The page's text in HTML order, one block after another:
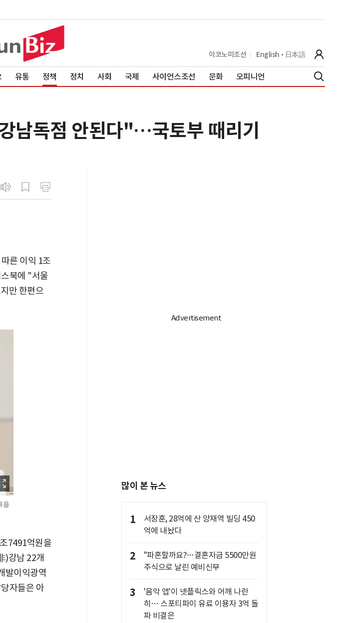
이코노미조선 English 日本語
유통 정책 정치 사회 국제 사이언스조선 문화 오피니언
남독점 안된다"…국토부 때리기
른 이익 1조
북에 "서울
만 한편으
을
7491억원을
)강남 22개
발이익광역
자들은 아
많이 본 뉴스
1
서장훈, 28억에 산 양재역 빌딩 450
억에 내놨다
2
"파혼할까요?…결혼자금 5500만원
주식으로 날린 예비신부
3
'음악 앱'이 넷플릭스와 어깨 나란
히… 스포티파이 유료 이용자 3억 돌
파 비결은